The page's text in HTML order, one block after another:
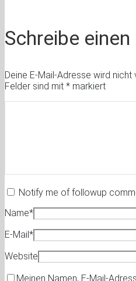
Schreibe
Deine E-Mail-Adresse wird
Felder sind mit * markiert
Notify me of followup
Name*
E-Mail*
Website
Meinen Namen, E-Mail-